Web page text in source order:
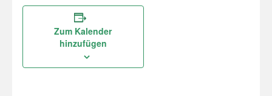
Zum Kalender
hinzufügen